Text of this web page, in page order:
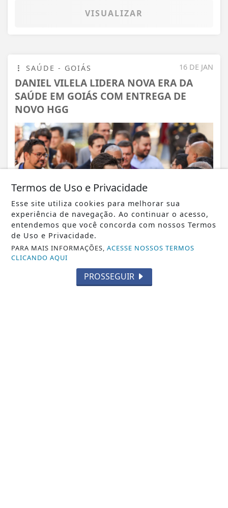
VISUALIZAR
16 DE JAN
SAÚDE - GOIÁS
DANIEL VILELA LIDERA NOVA ERA DA
SAÚDE EM GOIÁS COM ENTREGA DE
NOVO HGG
VISUALIZAR
Termos de Uso e Privacidade
Esse site utiliza cookies para melhorar sua
experiência de navegação. Ao continuar o acesso,
entendemos que você concorda com nossos Termos
de Uso e Privacidade.
PARA MAIS INFORMAÇÕES,ACESSE NOSSOS TERMOS
CLICANDO AQUI
PROSSEGUIR